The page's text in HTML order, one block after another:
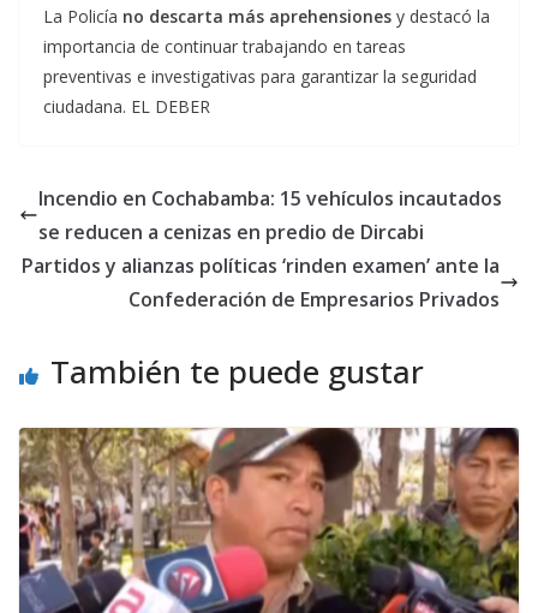
La Policía no descarta más aprehensiones y destacó la
importancia de continuar trabajando en tareas
preventivas e investigativas para garantizar la seguridad
ciudadana. EL DEBER
Incendio en Cochabamba: 15 vehículos incautados
se reducen a cenizas en predio de Dircabi
Partidos y alianzas políticas ‘rinden examen’ ante la
Confederación de Empresarios Privados
También te puede gustar